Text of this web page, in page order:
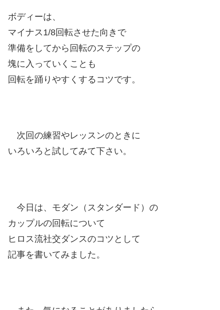
ボディーは、
マイナス1/8回転させた向きで
準備をしてから回転のステップの
塊に入っていくことも
回転を踊りやすくするコツです。
次回の練習やレッスンのときに
いろいろと試してみて下さい。
今日は、モダン（スタンダード）の
カップルの回転について
ヒロス流社交ダンスのコツとして
記事を書いてみました。